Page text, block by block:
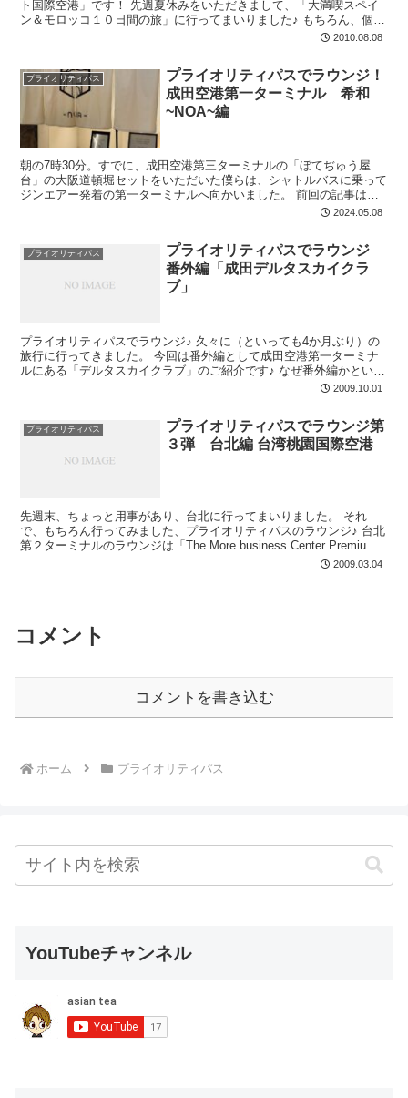
ト国際空港」です！ 先週夏休みをいただきまして、「大満喫スペイ
ン＆モロッコ１０日間の旅」に行ってまいりました♪ もちろん、個人
旅行で行ってきたので題名は私が勝手に付けただけですけ...2010.08.08
プライオリティパス
プライオリティパスでラウンジ！
成田空港第一ターミナル 希和
~NOA~編
朝の7時30分。すでに、成田空港第三ターミナルの「ぼてぢゅう屋
台」の大阪道頓堀セットをいただいた僕らは、シャトルバスに乗って
ジンエアー発着の第一ターミナルへ向かいました。 前回の記事はこ
2024.05.08
プライオリティパス
プライオリティパスでラウンジ
番外編「成田デルタスカイクラ
ブ」
プライオリティパスでラウンジ♪ 久々に（といっても4か月ぶり）の
旅行に行ってきました。 今回は番外編として成田空港第一ターミナ
ルにある「デルタスカイクラブ」のご紹介です♪ なぜ番外編かという
と、8月くらいまでプライオリティパスで利用できたの...
2009.10.01
プライオリティパス
プライオリティパスでラウンジ第
３弾 台北編 台湾桃園国際空港
先週末、ちょっと用事があり、台北に行ってまいりました。 それ
で、もちろん行ってみました、プライオリティパスのラウンジ♪ 台北
第２ターミナルのラウンジは「The More business Center Premium
2009.03.04
コメント
コメントを書き込む
ホーム プライオリティパス
YouTubeチャンネル